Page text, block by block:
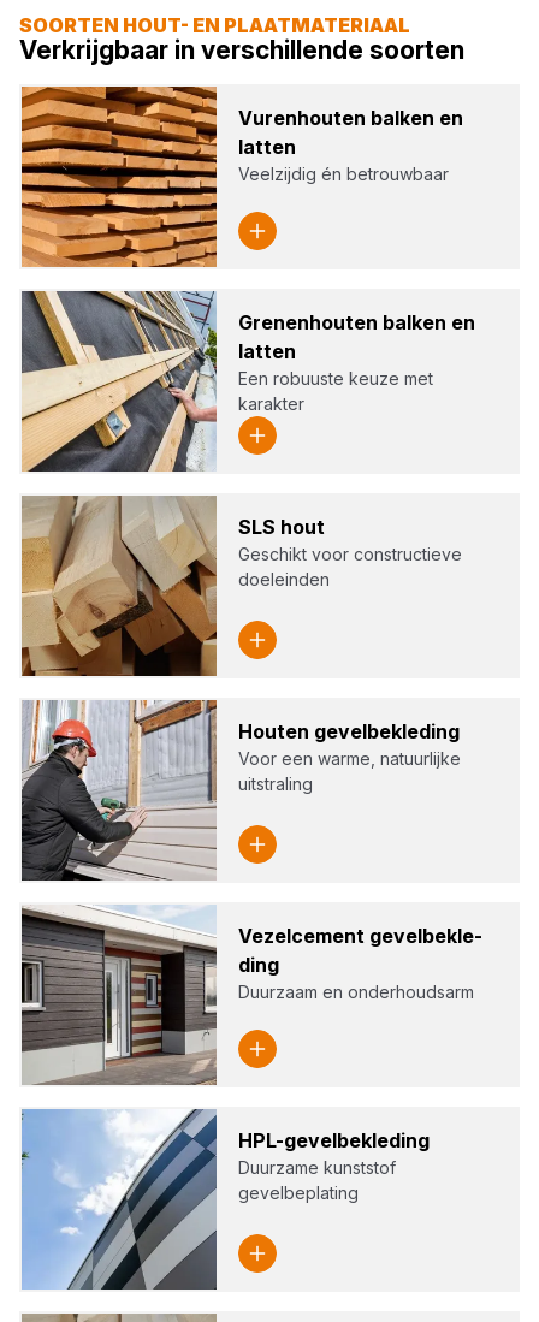
SOORTEN HOUT- EN PLAATMATERIAAL
Verkrijgbaar in verschillende soorten
Vuren­hou­ten bal­ken en
lat­ten
Veelzijdig én betrouwbaar
Gre­nen­hou­ten bal­ken en
lat­ten
Een robuuste keuze met
karakter
SLS hout
Geschikt voor constructieve
doeleinden
Hou­ten gevel­be­kle­ding
Voor een warme, natuurlijke
uitstraling
Vezel­ce­ment gevel­be­kle­
ding
Duurzaam en onderhoudsarm
HPL-gevel­be­kle­ding
Duurzame kunststof
gevelbeplating